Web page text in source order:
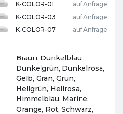
K-COLOR-01
auf Anfrage
K-COLOR-03
auf Anfrage
K-COLOR-07
auf Anfrage
Braun, Dunkelblau,
Dunkelgrün, Dunkelrosa,
Gelb, Gran, Grün,
Hellgrün, Hellrosa,
Himmelblau, Marine,
Orange, Rot, Schwarz,